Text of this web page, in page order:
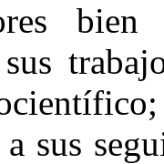
sus
sus